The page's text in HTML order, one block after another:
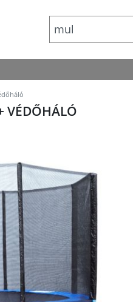
VÉDŐHÁLÓ